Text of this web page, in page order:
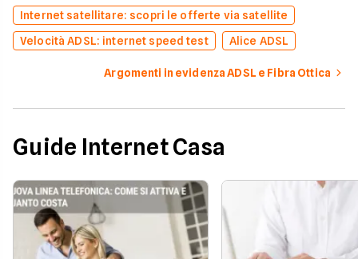
Internet satellitare: scopri le offerte via satellite
Velocità ADSL: internet speed test
Alice ADSL
Argomenti in evidenza ADSL e Fibra Ottica
Guide Internet Casa